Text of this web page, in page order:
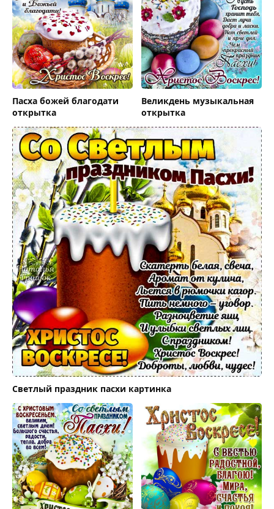
Пасха божей благодати
открытка
Великдень музыкальная
открытка
Светлый праздник пасхи картинка